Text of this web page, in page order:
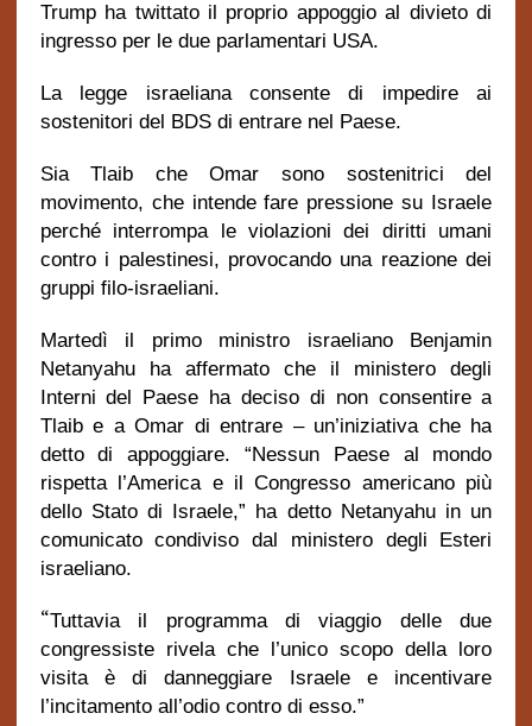
Trump ha twittato il proprio appoggio al divieto di
ingresso per le due parlamentari USA.
La legge israeliana consente di impedire ai
sostenitori del BDS di entrare nel Paese.
Sia Tlaib che Omar sono sostenitrici del
movimento, che intende fare pressione su Israele
perché interrompa le violazioni dei diritti umani
contro i palestinesi, provocando una reazione dei
gruppi filo-israeliani.
Martedì il primo ministro israeliano Benjamin
Netanyahu ha affermato che il ministero degli
Interni del Paese ha deciso di non consentire a
Tlaib e a Omar di entrare – un’iniziativa che ha
detto di appoggiare. “Nessun Paese al mondo
rispetta l’America e il Congresso americano più
dello Stato di Israele,” ha detto Netanyahu in un
comunicato condiviso dal ministero degli Esteri
israeliano.
“Tuttavia il programma di viaggio delle due
congressiste rivela che l’unico scopo della loro
visita è di danneggiare Israele e incentivare
l’incitamento all’odio contro di esso.”